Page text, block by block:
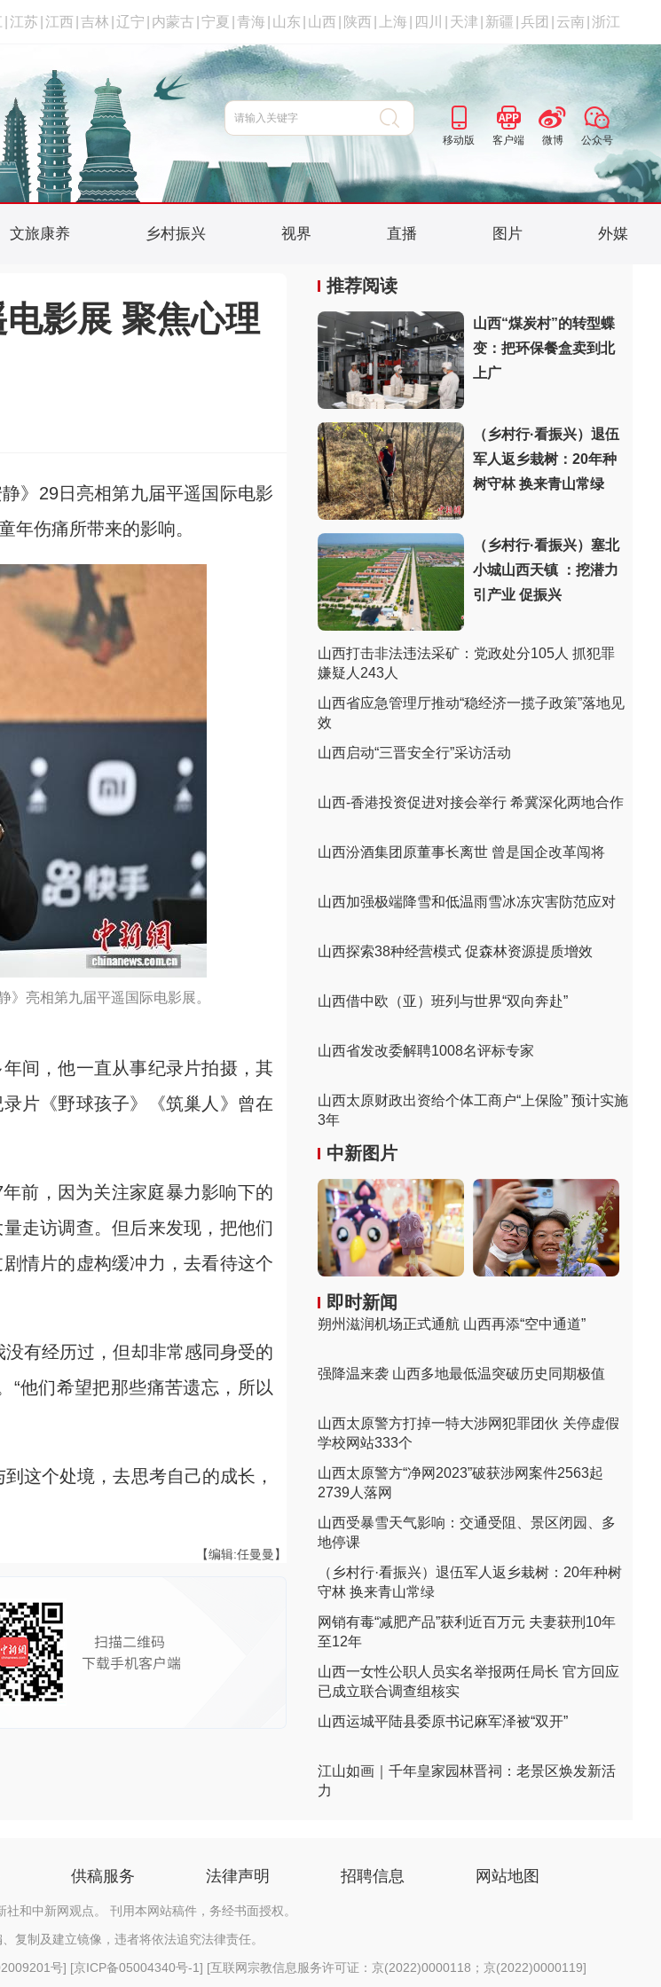
江苏 江西 吉林 辽宁 内蒙古 宁夏 青海 山东 山西 陕西 上海 四川 天津 新疆 兵团 云南 浙江
移动版 客户端 微博 公众号
文旅康养 乡村振兴 视界 直播 图片 外媒
影展 聚焦心理
》29日亮相第九届平遥国际电影
年伤痛所带来的影响。
亮相第九届平遥国际电影展。
间，他一直从事纪录片拍摄，其
片《野球孩子》《筑巢人》曾在
前，因为关注家庭暴力影响下的
走访调查。但后来发现，把他们
情片的虚构缓冲力，去看待这个
有经历过，但却非常感同身受的
他们希望把那些痛苦遗忘，所以
这个处境，去思考自己的成长，
【编辑:任曼曼】
推荐阅读
山西“煤炭村”的转型蝶
变：把环保餐盒卖到北
上广
（乡村行·看振兴）退伍
军人返乡栽树：20年种
树守林 换来青山常绿
（乡村行·看振兴）塞北
小城山西天镇 ：挖潜力
引产业 促振兴
山西打击非法违法采矿：党政处分105人 抓犯罪
嫌疑人243人
山西省应急管理厅推动“稳经济一揽子政策”落地见
效
山西启动“三晋安全行”采访活动
山西-香港投资促进对接会举行 希冀深化两地合作
山西汾酒集团原董事长离世 曾是国企改革闯将
山西加强极端降雪和低温雨雪冰冻灾害防范应对
山西探索38种经营模式 促森林资源提质增效
山西借中欧（亚）班列与世界“双向奔赴”
山西省发改委解聘1008名评标专家
山西太原财政出资给个体工商户“上保险” 预计实施
3年
中新图片
即时新闻
朔州滋润机场正式通航 山西再添“空中通道”
强降温来袭 山西多地最低温突破历史同期极值
山西太原警方打掉一特大涉网犯罪团伙 关停虚假
学校网站333个
山西太原警方“净网2023”破获涉网案件2563起
2739人落网
山西受暴雪天气影响：交通受阻、景区闭园、多
地停课
（乡村行·看振兴）退伍军人返乡栽树：20年种树
守林 换来青山常绿
网销有毒“减肥产品”获利近百万元 夫妻获刑10年
至12年
山西一女性公职人员实名举报两任局长 官方回应
已成立联合调查组核实
山西运城平陆县委原书记麻军泽被“双开”
江山如画｜千年皇家园林晋祠：老景区焕发新活
力
供稿服务 法律声明 招聘信息 网站地图
和中新网观点。 刊用本网站稿件，务经书面授权。
复制及建立镜像，违者将依法追究法律责任。
号] [京ICP备05004340号-1] [互联网宗教信息服务许可证：京(2022)0000118；京(2022)0000119]